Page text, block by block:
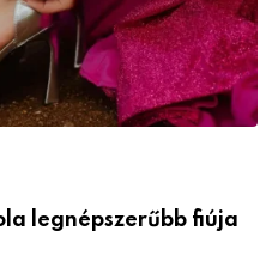
legnépszerűbb fiúja